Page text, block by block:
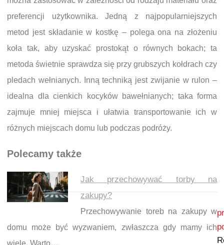
preferencji użytkownika. Jedną z najpopularniejszych
metod jest składanie w kostkę – polega ona na złożeniu
koła tak, aby uzyskać prostokąt o równych bokach; ta
metoda świetnie sprawdza się przy grubszych kołdrach czy
pledach wełnianych. Inną techniką jest zwijanie w rulon –
idealna dla cienkich kocyków bawełnianych; taka forma
zajmuje mniej miejsca i ułatwia transportowanie ich w
różnych miejscach domu lub podczas podróży.
Polecamy także
Jak przechowywać torby na
zakupy?
Przechowywanie toreb na zakupy w
domu może być wyzwaniem, zwłaszcza gdy mamy ich
Nawigacja wpisu